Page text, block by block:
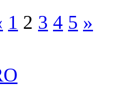
1 2 3 4 5 »